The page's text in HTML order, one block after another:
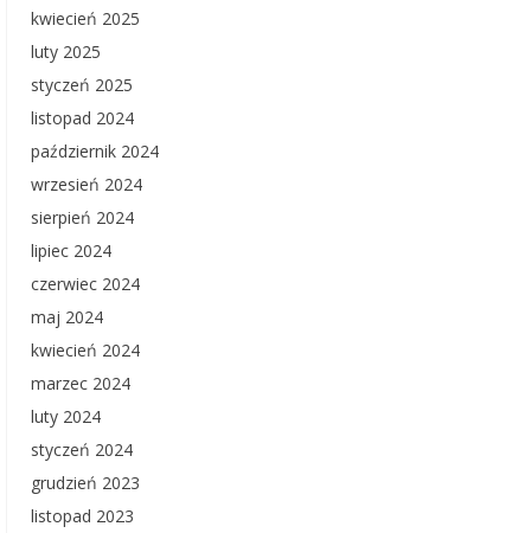
kwiecień 2025
luty 2025
styczeń 2025
listopad 2024
październik 2024
wrzesień 2024
sierpień 2024
lipiec 2024
czerwiec 2024
maj 2024
kwiecień 2024
marzec 2024
luty 2024
styczeń 2024
grudzień 2023
listopad 2023